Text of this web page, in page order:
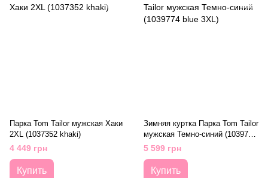
Парка Tom Tailor мужская Хаки
2XL (1037352 khaki)
4 449 грн
Купить
Зимняя куртка Парка Tom Tailor
мужская Темно-синий (1039774
blue 3XL)
5 599 грн
Купить